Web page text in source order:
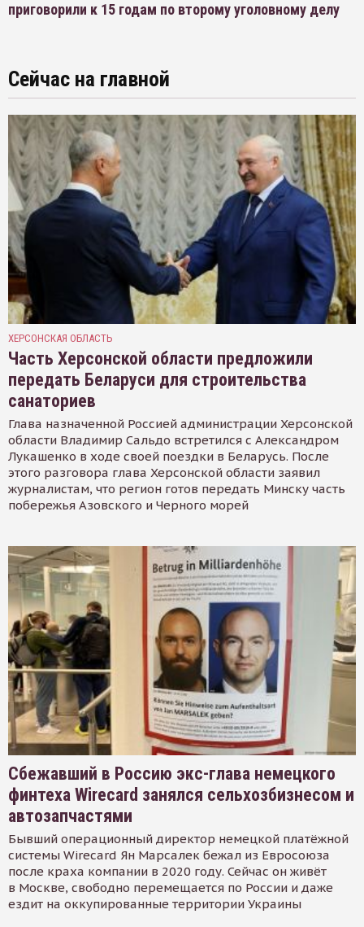
приговорили к 15 годам по второму уголовному делу
Сейчас на главной
ХЕРСОНСКАЯ ОБЛАСТЬ
Часть Херсонской области предложили
передать Беларуси для строительства
санаториев
Глава назначенной Россией администрации Херсонской
области Владимир Сальдо встретился с Александром
Лукашенко в ходе своей поездки в Беларусь. После
этого разговора глава Херсонской области заявил
журналистам, что регион готов передать Минску часть
побережья Азовского и Черного морей
Сбежавший в Россию экс-глава немецкого
финтеха Wirecard занялся сельхозбизнесом и
автозапчастями
Бывший операционный директор немецкой платёжной
системы Wirecard Ян Марсалек бежал из Евросоюза
после краха компании в 2020 году. Сейчас он живёт
в Москве, свободно перемещается по России и даже
ездит на оккупированные территории Украины